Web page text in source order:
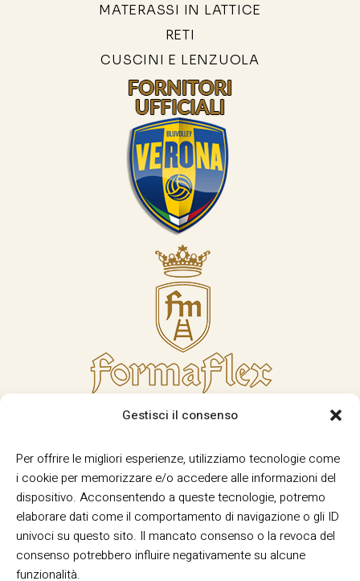
Gestisci il consenso
Per offrire le migliori esperienze, utilizziamo tecnologie come
i cookie per memorizzare e/o accedere alle informazioni del
dispositivo. Acconsentendo a queste tecnologie, potremo
elaborare dati come il comportamento di navigazione o gli ID
univoci su questo sito. Il mancato consenso o la revoca del
consenso potrebbero influire negativamente su alcune
funzionalità.
MATERASSI IN LATTICE
RETI
CUSCINI E LENZUOLA